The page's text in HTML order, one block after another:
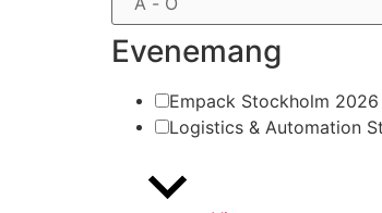
Evenemang
Empack Stockholm 2026
Logistics & Automation